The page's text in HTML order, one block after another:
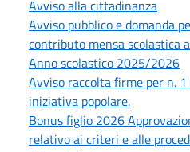
Avviso alla cittadinanza
Avviso pubblico e domanda
contributo mensa scolastica
Anno scolastico 2025/2026
Avviso raccolta firme per n.
iniziativa popolare.
Bonus figlio 2026
relativo ai criteri e alle